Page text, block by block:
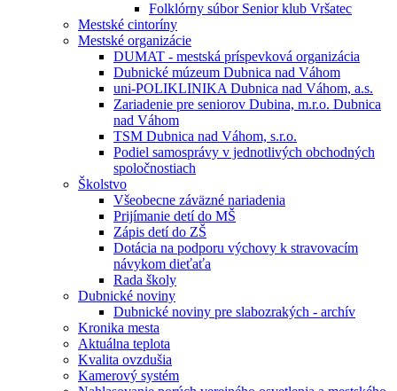
Folklórny súbor Senior klub Vršatec
Mestské cintoríny
Mestské organizácie
DUMAT - mestská príspevková organizácia
Dubnické múzeum Dubnica nad Váhom
uni-POLIKLINIKA Dubnica nad Váhom, a.s.
Zariadenie pre seniorov Dubina, m.r.o. Dubnica
nad Váhom
TSM Dubnica nad Váhom, s.r.o.
Podiel samosprávy v jednotlivých obchodných
spoločnostiach
Školstvo
Všeobecne záväzné nariadenia
Prijímanie detí do MŠ
Zápis detí do ZŠ
Dotácia na podporu výchovy k stravovacím
návykom dieťaťa
Rada školy
Dubnické noviny
Dubnické noviny pre slabozrakých - archív
Kronika mesta
Aktuálna teplota
Kvalita ovzdušia
Kamerový systém